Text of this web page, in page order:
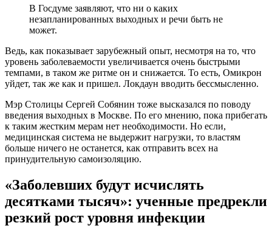
В Госдуме заявляют, что ни о каких
незапланированных выходных и речи быть не
может.
Ведь, как показывает зарубежный опыт, несмотря на то, что
уровень заболеваемости увеличивается очень быстрыми
темпами, в таком же ритме он и снижается. То есть, Омикрон
уйдет, так же как и пришел. Локдаун вводить бессмысленно.
Мэр Столицы Сергей Собянин тоже высказался по поводу
введения выходных в Москве. По его мнению, пока прибегать
к таким жестким мерам нет необходимости. Но если,
медицинская система не выдержит нагрузки, то властям
больше ничего не останется, как отправить всех на
принудительную самоизоляцию.
«Заболевших будут исчислять
десятками тысяч»: ученные предрекли
резкий рост уровня инфекции